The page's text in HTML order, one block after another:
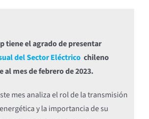
tiene el agrado de presentar
del Sector Eléctrico chileno
al mes de febrero de 2023.
mes analiza el rol de la transmisión
y la importancia de su